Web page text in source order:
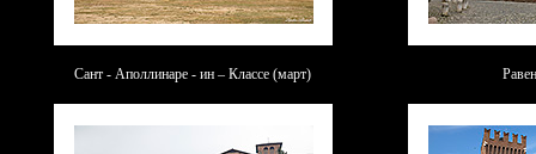
Сант - Аполлинаре - ин – Классе (март)